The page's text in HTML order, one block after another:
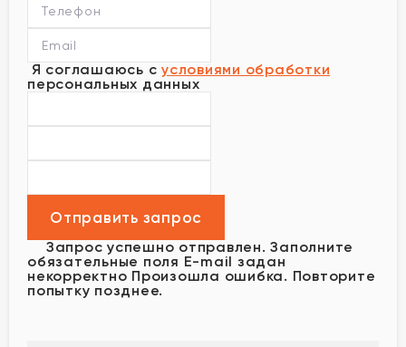
Я соглашаюсь с условиями обработки
персональных данных
Запрос успешно отправлен. Заполните
обязательные поля E-mail задан
некорректно Произошла ошибка. Повторите
попытку позднее.